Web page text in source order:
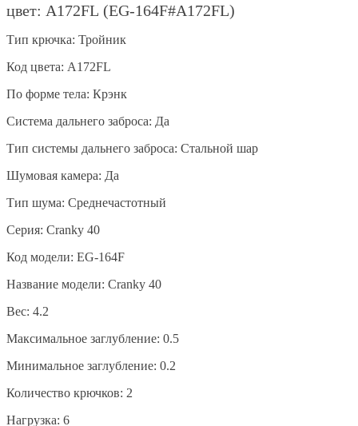
цвет: A172FL (EG-164F#A172FL)
Тип крючка: Тройник
Код цвета: A172FL
По форме тела: Крэнк
Система дальнего заброса: Да
Тип системы дальнего заброса: Стальной шар
Шумовая камера: Да
Тип шума: Среднечастотный
Серия: Cranky 40
Код модели: EG-164F
Название модели: Cranky 40
Вес: 4.2
Максимальное заглубление: 0.5
Минимальное заглубление: 0.2
Количество крючков: 2
Нагрузка: 6